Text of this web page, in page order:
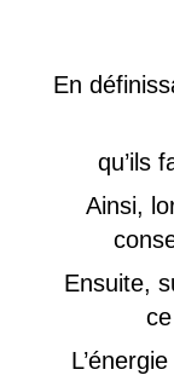
En
qu’ils
Ainsi,
Ensuite,